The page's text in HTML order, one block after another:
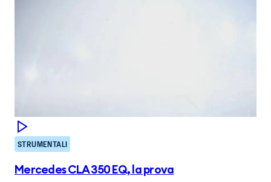
STRUMENTALI
Mercedes CLA 350 EQ, la prova